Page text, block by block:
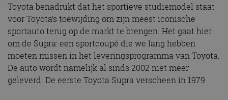
Toyota benadrukt dat het sportieve studiemodel staat
voor Toyota’s toewijding om zijn meest iconische
sportauto terug op de markt te brengen. Het gaat hier
om de Supra: een sportcoupé die we lang hebben
moeten missen in het leveringsprogramma van Toyota.
De auto wordt namelijk al sinds 2002 niet meer
geleverd. De eerste Toyota Supra verscheen in 1979.